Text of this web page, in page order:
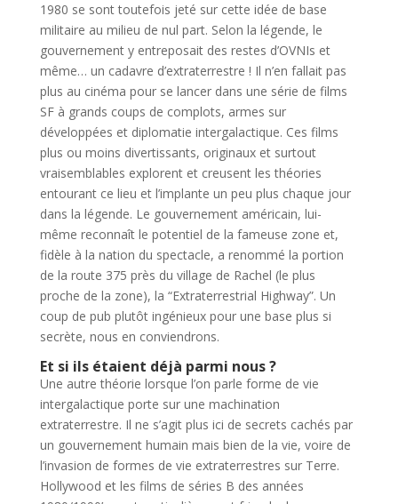
1980 se sont toutefois jeté sur cette idée de base
militaire au milieu de nul part. Selon la légende, le
gouvernement y entreposait des restes d’OVNIs et
même… un cadavre d’extraterrestre ! Il n’en fallait pas
plus au cinéma pour se lancer dans une série de films
SF à grands coups de complots, armes sur
développées et diplomatie intergalactique. Ces films
plus ou moins divertissants, originaux et surtout
vraisemblables explorent et creusent les théories
entourant ce lieu et l’implante un peu plus chaque jour
dans la légende. Le gouvernement américain, lui-
même reconnaît le potentiel de la fameuse zone et,
fidèle à la nation du spectacle, a renommé la portion
de la route 375 près du village de Rachel (le plus
proche de la zone), la “Extraterrestrial Highway”. Un
coup de pub plutôt ingénieux pour une base plus si
secrète, nous en conviendrons.
Et si ils étaient déjà parmi nous ?
Une autre théorie lorsque l’on parle forme de vie
intergalactique porte sur une machination
extraterrestre. Il ne s’agit plus ici de secrets cachés par
un gouvernement humain mais bien de la vie, voire de
l’invasion de formes de vie extraterrestres sur Terre.
Hollywood et les films de séries B des années